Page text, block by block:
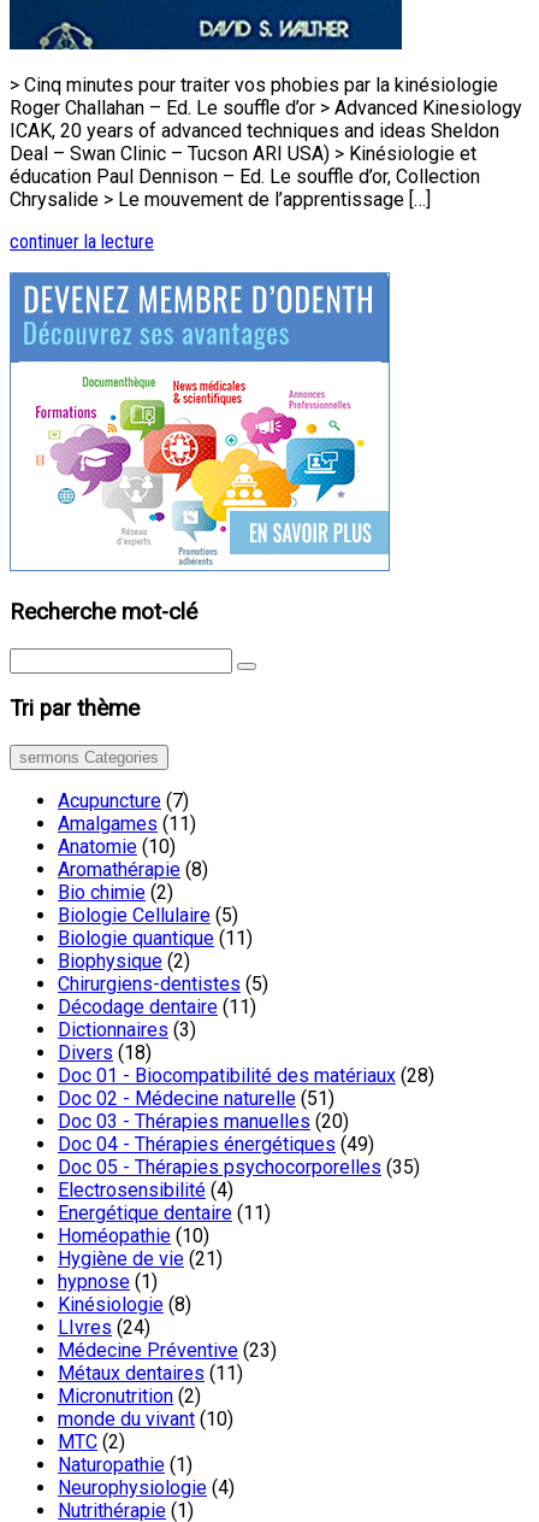
> Cinq minutes pour traiter vos phobies par la kinésiologie
Roger Challahan – Ed. Le souffle d’or > Advanced Kinesiology
ICAK, 20 years of advanced techniques and ideas Sheldon
Deal – Swan Clinic – Tucson ARI USA) > Kinésiologie et
éducation Paul Dennison – Ed. Le souffle d’or, Collection
Chrysalide > Le mouvement de l’apprentissage […]
continuer la lecture
Recherche mot-clé
Tri par thème
sermons Categories
Acupuncture (7)
Amalgames (11)
Anatomie (10)
Aromathérapie (8)
Bio chimie (2)
Biologie Cellulaire (5)
Biologie quantique (11)
Biophysique (2)
Chirurgiens-dentistes (5)
Décodage dentaire (11)
Dictionnaires (3)
Divers (18)
Doc 01 - Biocompatibilité des matériaux (28)
Doc 02 - Médecine naturelle (51)
Doc 03 - Thérapies manuelles (20)
Doc 04 - Thérapies énergétiques (49)
Doc 05 - Thérapies psychocorporelles (35)
Electrosensibilité (4)
Energétique dentaire (11)
Homéopathie (10)
Hygiène de vie (21)
hypnose (1)
Kinésiologie (8)
LIvres (24)
Médecine Préventive (23)
Métaux dentaires (11)
Micronutrition (2)
monde du vivant (10)
MTC (2)
Naturopathie (1)
Neurophysiologie (4)
Nutrithérapie (1)